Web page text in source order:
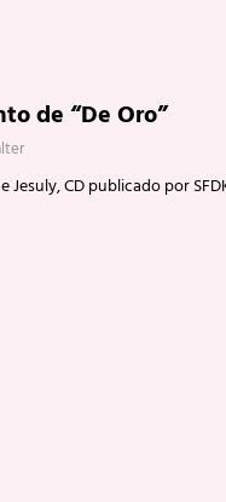
de “De Oro”
Jesuly, CD publicado por